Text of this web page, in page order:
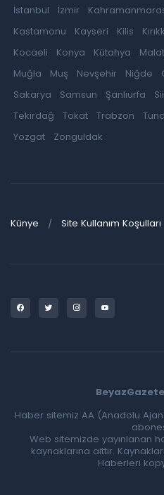
İstanbul
İzmir
Kastamonu
Kayseri Kilis
Kocaeli
Konya Kütahya
Muğla
Muş Nevşehir Niğde
Sakarya
Samsun Şanlıurfa
Tekirdağ
Tokat Trabzon
Yozgat
Zonguldak
Künye Site Kullanım Koşulları
Haber sitemiz AA (Anadolu
Web sitemizde yayınlanan
kaynaklarına aittir.
Haberleri